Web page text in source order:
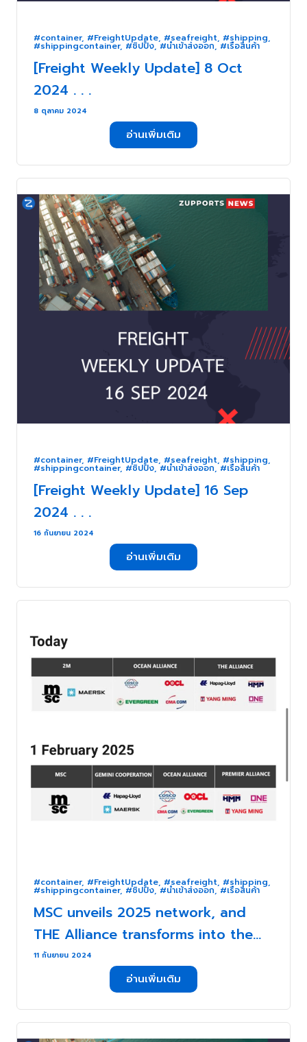
#container, #FreightUpdate, #seafreight, #shipping,
#shippingcontainer, #ชิปปิ้ง,#นำเข้าส่งออก,#เรือสินค้า
[Freight Weekly Update] 8 Oct
2024 . . .
8 ตุลาคม 2024
อ่านเพิ่มเติม
#container, #FreightUpdate, #seafreight, #shipping,
#shippingcontainer, #ชิปปิ้ง,#นำเข้าส่งออก,#เรือสินค้า
[Freight Weekly Update] 16 Sep
2024 . . .
16 กันยายน 2024
อ่านเพิ่มเติม
#container, #FreightUpdate, #seafreight, #shipping,
#shippingcontainer, #ชิปปิ้ง,#นำเข้าส่งออก,#เรือสินค้า
MSC unveils 2025 network, and
THE Alliance transforms into the
Premier Alliance . . .
11 กันยายน 2024
อ่านเพิ่มเติม